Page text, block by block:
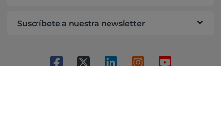
Suscríbete a nuestra newsletter